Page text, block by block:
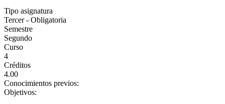
Tipo asignatura
Tercer - Obligatoria
Semestre
Segundo
Curso
4
Créditos
4.00
Conocimientos previos:
Objetivos: